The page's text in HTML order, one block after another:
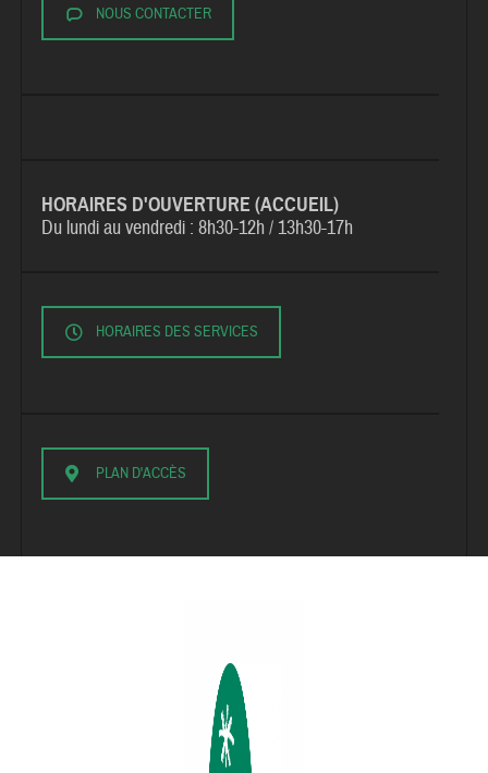
NOUS CONTACTER
HORAIRES D'OUVERTURE (ACCUEIL)
Du lundi au vendredi :8h30-12h / 13h30-17h
HORAIRES DES SERVICES
PLAN D'ACCÈS